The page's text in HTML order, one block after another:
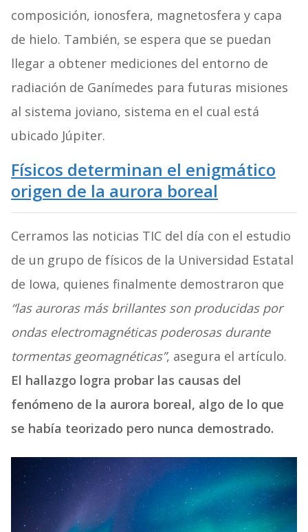
composición, ionosfera, magnetosfera y capa
de hielo. También, se espera que se puedan
llegar a obtener mediciones del entorno de
radiación de Ganímedes para futuras misiones
al sistema joviano, sistema en el cual está
ubicado Júpiter.
Físicos determinan el enigmático
origen de la aurora boreal
Cerramos las noticias TIC del día con el estudio
de un grupo de físicos de la Universidad Estatal
de Iowa, quienes finalmente demostraron que
“las auroras más brillantes son producidas por
ondas electromagnéticas poderosas durante
tormentas geomagnéticas”, asegura el artículo.
El hallazgo logra probar las causas del
fenómeno de la aurora boreal, algo de lo que
se había teorizado pero nunca demostrado.